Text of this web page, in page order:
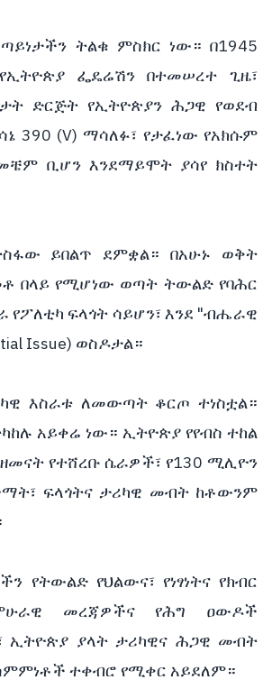
ትልቁ ምስክር ነው። በ1945
ፌዴሬሽን በተመሠረተ ጊዜ፣
ድርጅት የኢትዮጵያን ሕጋዊ የወደብ
390 (V) ማሳለፉ፣ የታፈነው የአክሱም
ቢሆን እንደማይሞት ያሳየ ክስተት
ይበልጥ ደምቋል። በአሁኑ ወቅት
በላይ የሚሆነው ወጣት ትውልድ የባሕር
የፖለቲካ ፍላጎት ሳይሆን፣ እንደ "ብሔራዊ
Issue) ወስዶታል።
እስራቱ ለመውጣት ቆርጦ ተነስቷል።
አይቀሬ ነው። ኢትዮጵያ የየብስ ተከል
የተሸረቡ ሴራዎች፣ የ130 ሚሊዮን
ፍላጎትና ታሪካዊ መብት ከቶውንም
የትውልድ የህልውና፣ የነፃነትና የክብር
መረጃዎችና የሕግ ዐውዶች
ኢትዮጵያ ያላት ታሪካዊና ሕጋዊ መብት
ተቀብሮ የሚቀር አይደለም።